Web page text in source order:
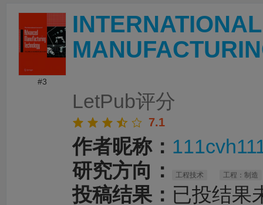
时，编辑对英文语法、专业术语和句式表达进
改，有效提升了论文的规范性、准确性和可
务过程沟通顺畅、反馈及时，修改建议专业且
性，为论文顺利投稿和发表提供了重要帮助。
#3
LetPub评分
7.1
作者昵称：
研究方向：
工程技术 工程：制造
投稿结果： 已投结果